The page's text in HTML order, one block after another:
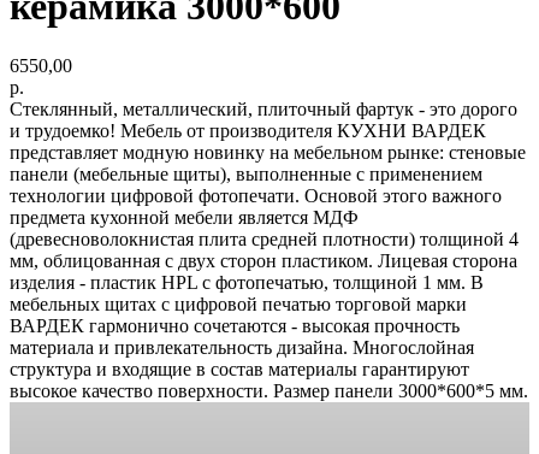
6550,00
р.
Стеклянный, металлический, плиточный фартук - это дорого
и трудоемко! Мебель от производителя КУХНИ ВАРДЕК
представляет модную новинку на мебельном рынке: стеновые
панели (мебельные щиты), выполненные с применением
технологии цифровой фотопечати. Основой этого важного
предмета кухонной мебели является МДФ
(древесноволокнистая плита средней плотности) толщиной 4
мм, облицованная с двух сторон пластиком. Лицевая сторона
изделия - пластик HPL с фотопечатью, толщиной 1 мм. В
мебельных щитах с цифровой печатью торговой марки
ВАРДЕК гармонично сочетаются - высокая прочность
материала и привлекательность дизайна. Многослойная
структура и входящие в состав материалы гарантируют
высокое качество поверхности. Размер панели 3000*600*5 мм.